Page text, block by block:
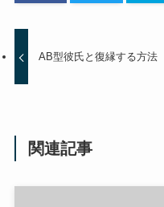
AB型彼氏と復縁する方法
関連記事